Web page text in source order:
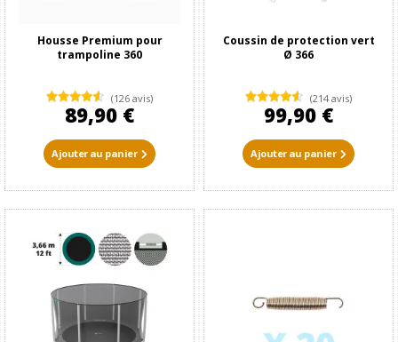
Housse Premium pour
trampoline 360
(126 avis)
89,90 €
Ajouter au panier
Coussin de protection vert
Ø 366
(214 avis)
99,90 €
Ajouter au panier